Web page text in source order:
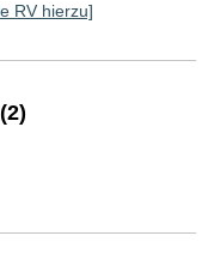
RV hierzu]